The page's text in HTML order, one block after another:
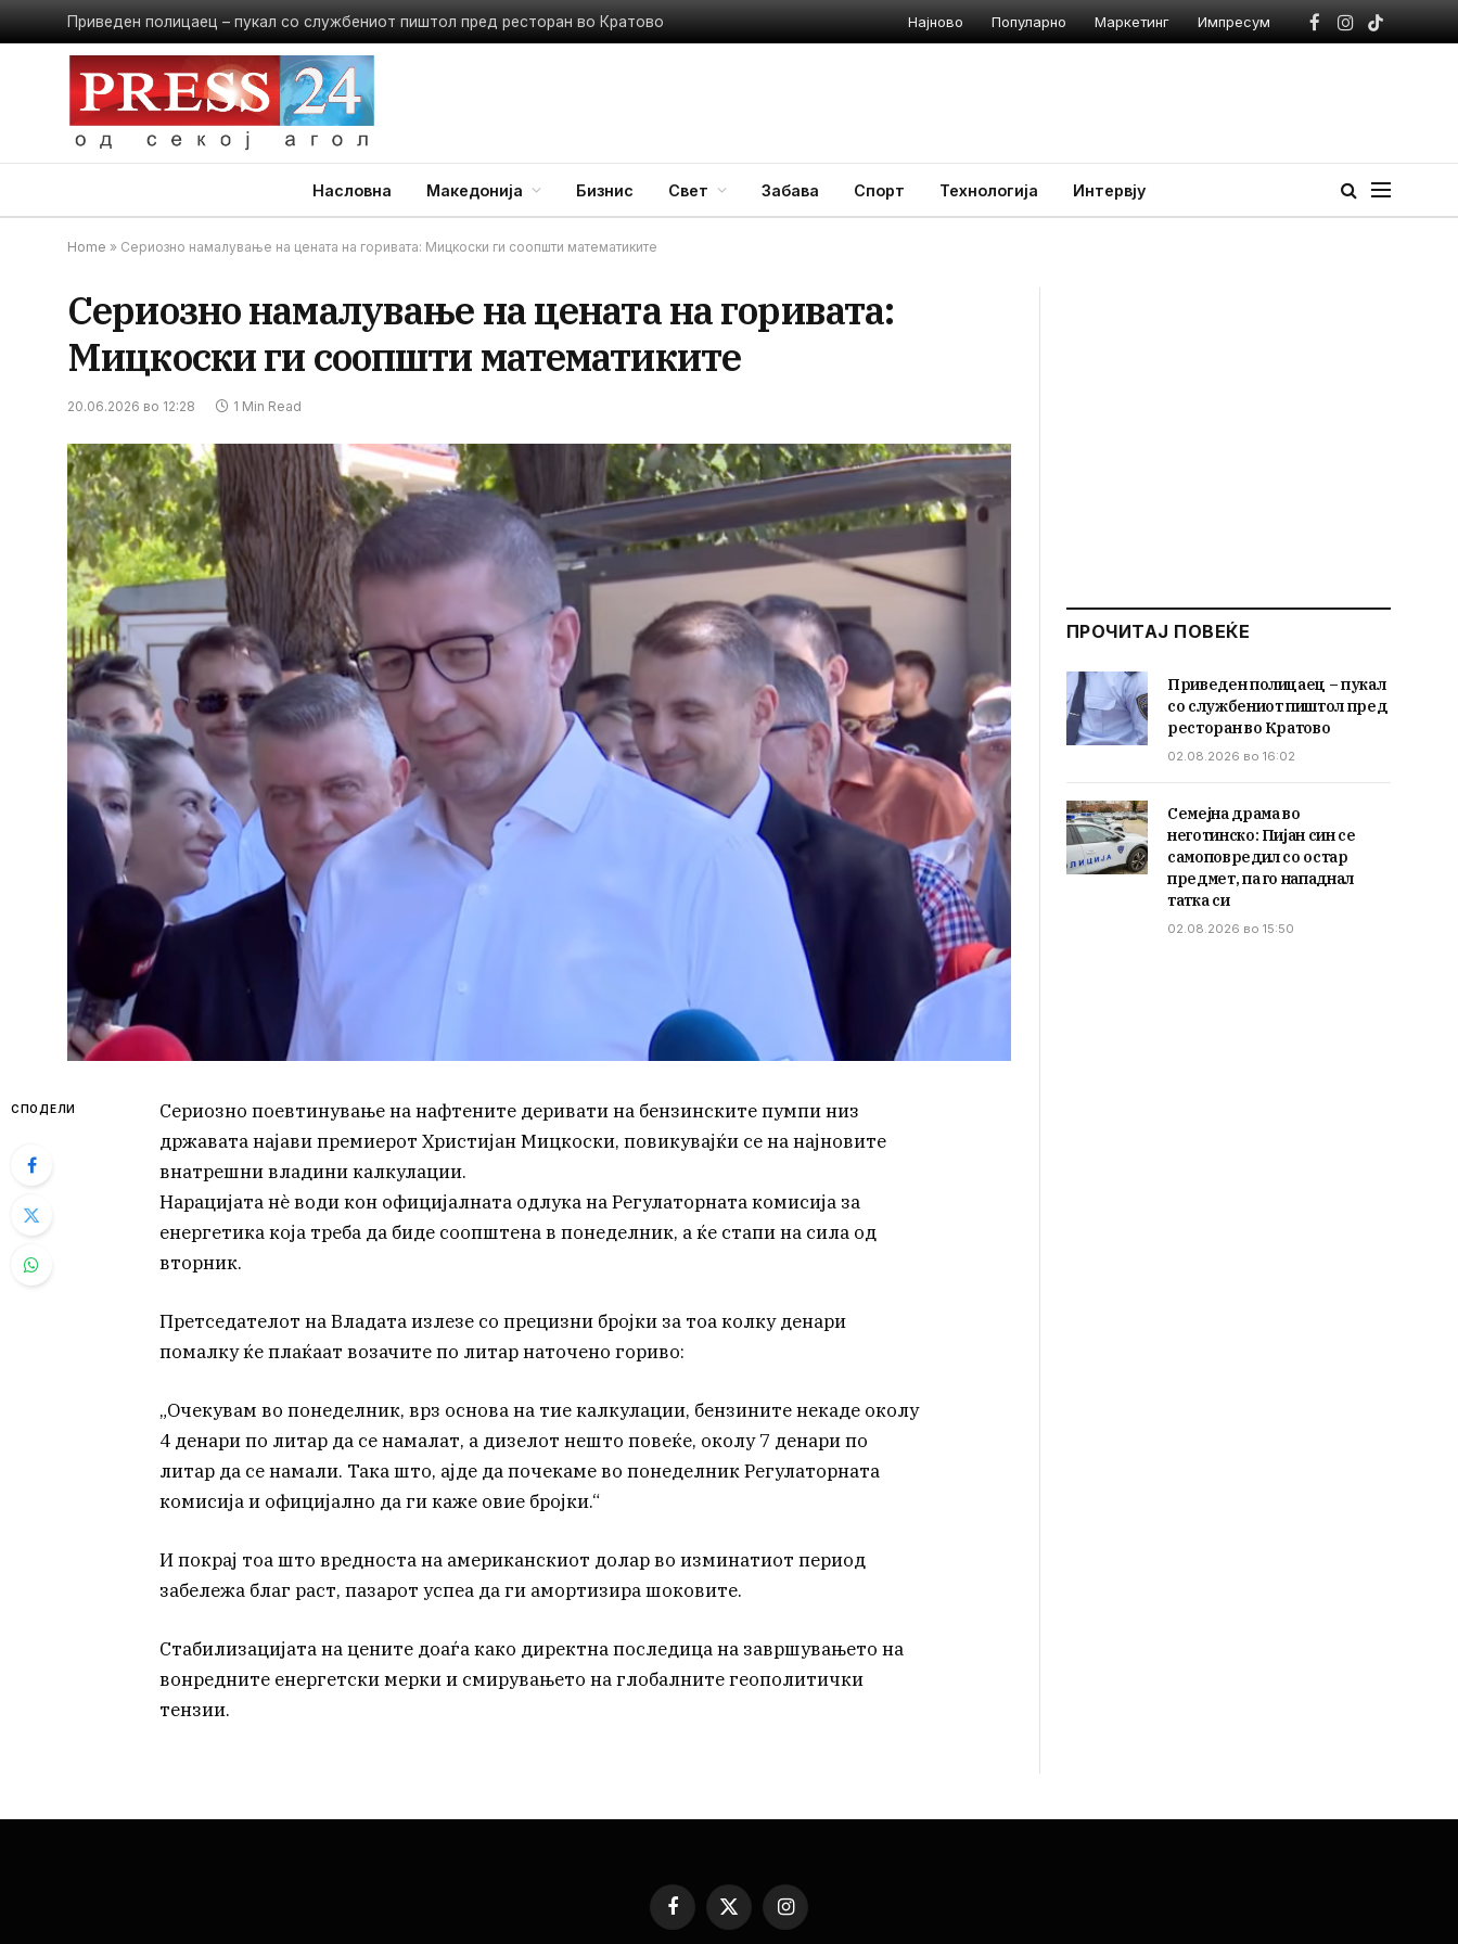
Приведен полицаец – пукал со службениот пиштол пред ресторан во Кратово Најново Популарно Маркетинг Импресум
Facebook
Instagram
TikTok
Насловна Македонија Бизнис Свет Забава Спорт Технологија Интервју
Home » Сериозно намалување на цената на горивата: Мицкоски ги соопшти математиките
Сериозно намалување на цената на горивата:
Мицкоски ги соопшти математиките
20.06.2026 во 12:28 1 Min Read
СПОДЕЛИ
Сериозно поевтинување на нафтените деривати на бензинските пумпи низ
државата најави премиерот Христијан Мицкоски, повикувајќи се на најновите
внатрешни владини калкулации.
Нарацијата нѐ води кон официјалната одлука на Регулаторната комисија за
енергетика која треба да биде соопштена в понеделник, а ќе стапи на сила од
вторник.
Претседателот на Владата излезе со прецизни бројки за тоа колку денари
помалку ќе плаќаат возачите по литар наточено гориво:
„Очекувам во понеделник, врз основа на тие калкулации, бензините некаде околу
4 денари по литар да се намалат, а дизелот нешто повеќе, околу 7 денари по
литар да се намали. Така што, ајде да почекаме во понеделник Регулаторната
комисија и официјално да ги каже овие бројки.“
И покрај тоа што вредноста на американскиот долар во изминатиот период
забележа благ раст, пазарот успеа да ги амортизира шоковите.
Стабилизацијата на цените доаѓа како директна последица на завршувањето на
вонредните енергетски мерки и смирувањето на глобалните геополитички
тензии.
ПРОЧИТАЈ ПОВЕЌЕ
Приведен полицаец – пукал
со службениот пиштол пред
ресторан во Кратово
02.08.2026 во 16:02
Семејна драма во
неготинско: Пијан син се
самоповредил со остар
предмет, па го нападнал
татка си
02.08.2026 во 15:50
Facebook
X
Instagram